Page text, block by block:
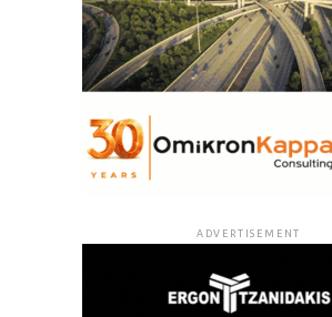
ADVERTISEMENT